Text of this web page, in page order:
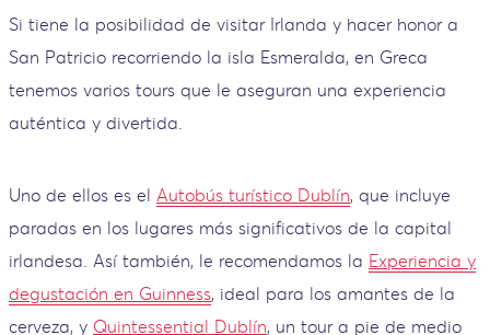
Si tiene la posibilidad de visitar Irlanda y hacer honor a
San Patricio recorriendo la isla Esmeralda, en Greca
tenemos varios tours que le aseguran una experiencia
auténtica y divertida.
Uno de ellos es el Autobús turístico Dublín, que incluye
paradas en los lugares más significativos de la capital
irlandesa. Así también, le recomendamos la Experiencia y
degustación en Guinness, ideal para los amantes de la
cerveza, y Quintessential Dublín, un tour a pie de medio